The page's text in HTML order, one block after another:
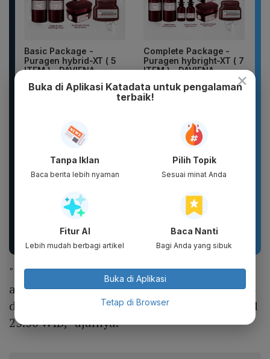
Basic Package -
Puragen hybrid-XT ( 5
ITEM ) - DAVIENA
Complete Package -
Puragen hybright-XT ( 7
ITEM ) - DAVIENA
DXPRO - Jersey Reguler
HUT RI Kemerdekaan
Indonesia Collection
WHITE INC Alpha Glow
White Body Lotion
Moisturizing |...
"Insyaa Allah jamaah haji kloter pertama
akan kembali ke Tanah Air pada 22 Juni 2024
di Bandara Internasional Minangkabau pukul
23.30 WIB," ujarnya.
×
Buka di Aplikasi Katadata untuk pengalaman
terbaik!
Tanpa Iklan
Baca berita lebih nyaman
Pilih Topik
Sesuai minat Anda
Fitur AI
Lebih mudah berbagi artikel
Baca Nanti
Bagi Anda yang sibuk
Buka di Aplikasi
Tetap di Browser